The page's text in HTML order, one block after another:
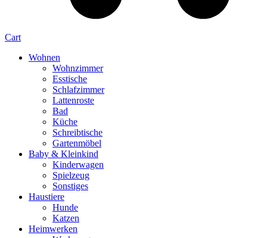
Cart
Wohnen
Wohnzimmer
Esstische
Schlafzimmer
Lattenroste
Bad
Küche
Schreibtische
Gartenmöbel
Baby & Kleinkind
Kinderwagen
Spielzeug
Sonstiges
Haustiere
Hunde
Katzen
Heimwerken